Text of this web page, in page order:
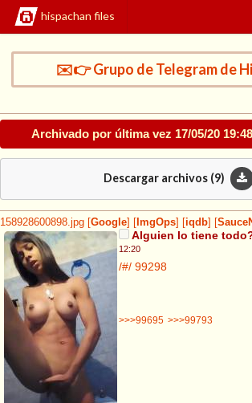
hispachan files
✉️👉 Grupo de Telegram de
Archivado por última vez 17/05/20 19:48
Descargar archivos (9)
158928600898.jpg Google ImgOps iqdb
Alguien lo tiene
12:20
/#/ 99298
>>>99695 >>>99793